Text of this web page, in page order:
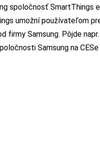
spoločnosť SmartThings
umožní používateľom
firmy Samsung. Pôjde
Samsung na